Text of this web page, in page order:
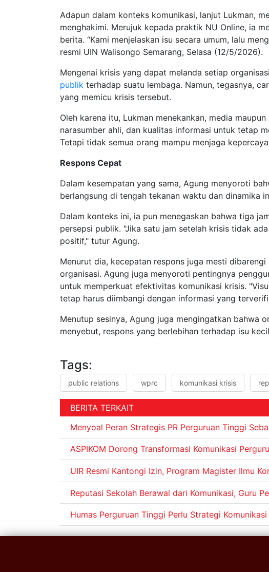
Adapun dalam konteks komunikasi, lanjut Lukman,
menghakimi. Merujuk kepada praktik NU Online, ia
berita. “Kami menjelaskan isu secara umum, lalu
resmi UIN Walisongo Semarang, Selasa (12/5/2026).
Mengenai krisis yang dapat melanda setiap
publik terhadap suatu lembaga. Namun, tegasnya,
yang memicu krisis tersebut.
Oleh karena itu, Lukman menekankan, media
narasumber ahli, dan kualitas informasi untuk tetap
Tetapi tidak semua orang mampu menjaga
Respons Cepat
Dalam kesempatan yang sama, Agung menyoroti
berlangsung di tengah tekanan waktu dan dinamika
Dalam konteks ini, ia pun menegaskan bahwa tiga
persepsi publik. "Jika satu jam setelah krisis tidak
positif," tutur Agung.
Menurut dia, kecepatan respons juga mesti
organisasi. Agung juga menyoroti pentingnya
untuk memperkuat efektivitas komunikasi krisis.
tetap harus diimbangi dengan informasi yang
Menutup sesinya, Agung juga mengingatkan bahwa
menyebut, respons yang berlebihan terhadap isu
Tags:
public relations wprc komunikasi krisis
BERITA TERKAIT
Menyoal Peran Strategis PR Perguruan Tinggi
ASPIKOM Dorong Transformasi Komunikasi
UIR Resmi Kantongi Izin, Program Magister Ilmu
Reputasi Sekolah Berawal dari Komunikasi, Guru
Humas Perguruan Tinggi Perlu Strategi